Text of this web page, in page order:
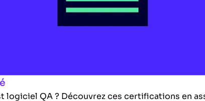
QA ? Découvrez ces certifications en